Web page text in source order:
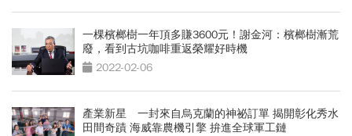
一棵檳榔樹一年頂多賺3600元！謝金河：檳榔樹漸荒
廢，看到古坑咖啡重返榮耀好時機
2022-02-06
產業新星 一封來自烏克蘭的神祕訂單 揭開彰化秀水
田間奇蹟 海威靠農機引擎 拚進全球軍工鏈